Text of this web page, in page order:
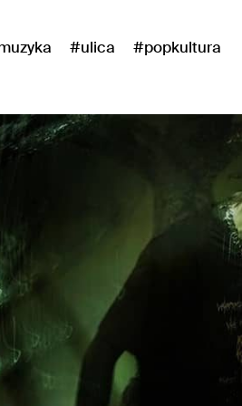
#ulica #popkultura